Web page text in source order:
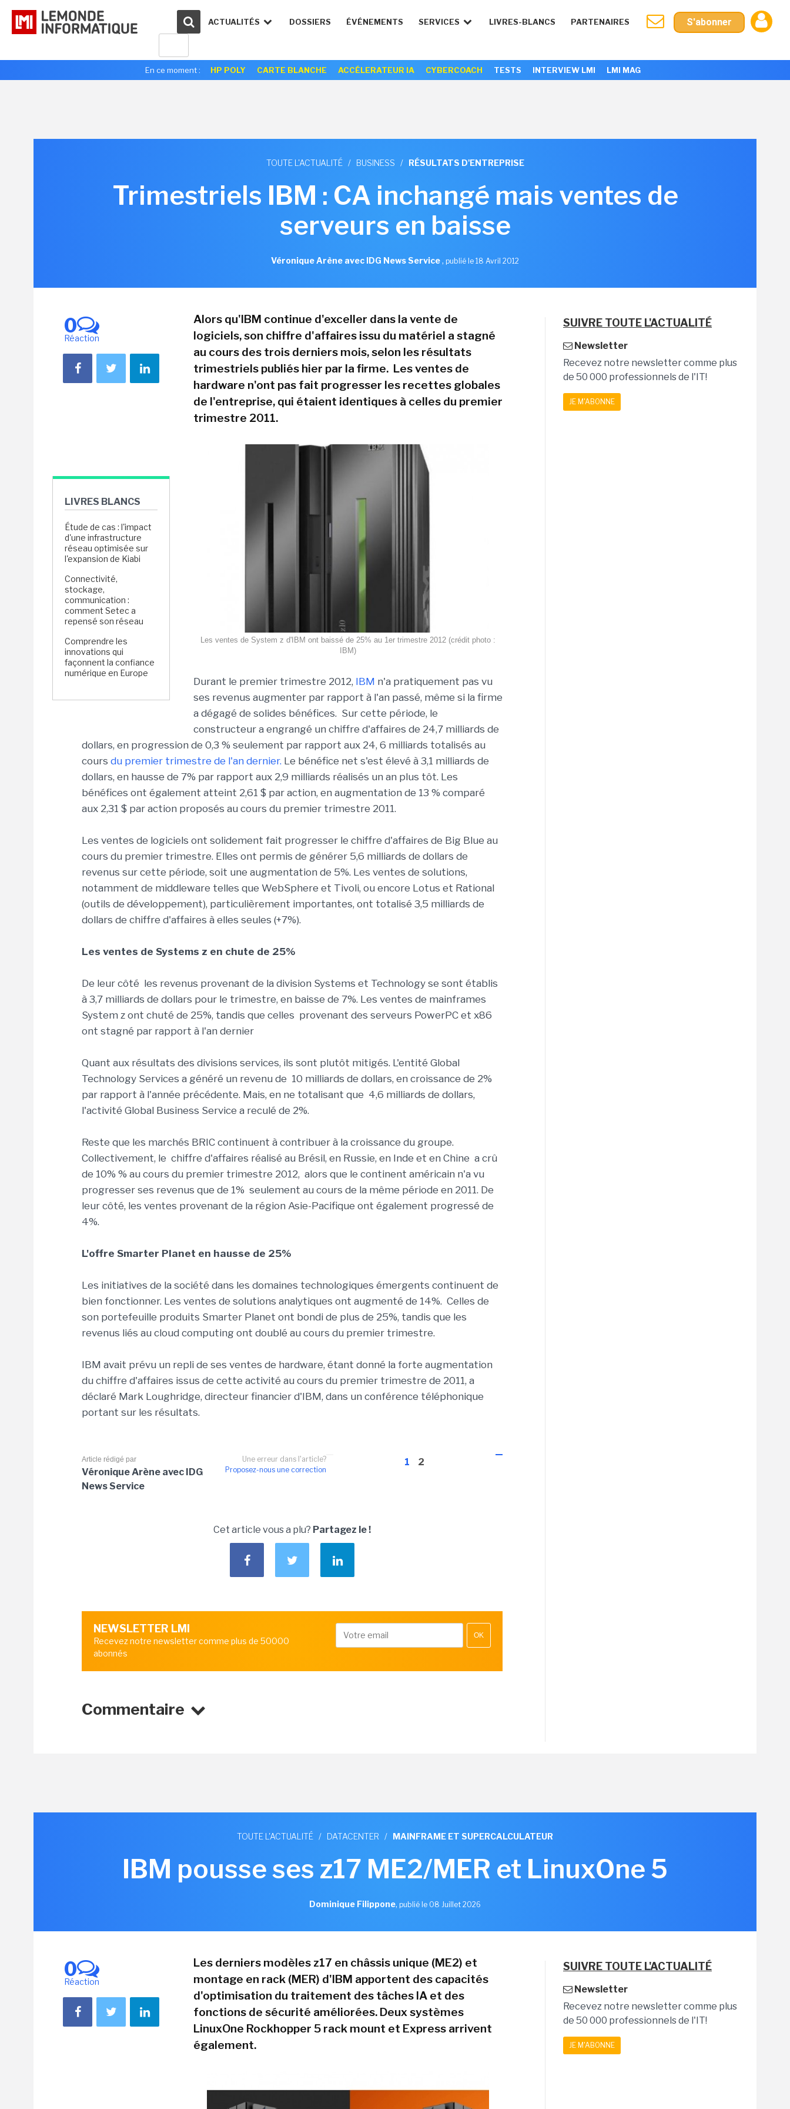
ACTUALITÉS DOSSIERS ÉVÉNEMENTS SERVICES LIVRES-BLANCS PARTENAIRES S'abonner
En ce moment : HP POLY CARTE BLANCHE ACCÉLERATEUR IA CYBERCOACH TESTS INTERVIEW LMI LMI MAG
TOUTE L'ACTUALITÉ / BUSINESS / RÉSULTATS D'ENTREPRISE
Trimestriels IBM : CA inchangé mais ventes de
serveurs en baisse
Véronique Arène avec IDG News Service, publié le 18 Avril 2012
0
Réaction
LIVRES BLANCS
Étude de cas : l'impact
d'une infrastructure
réseau optimisée sur
l'expansion de Kiabi
Connectivité,
stockage,
communication :
comment Setec a
repensé son réseau
Comprendre les
innovations qui
façonnent la confiance
numérique en Europe
Alors qu'IBM continue d'exceller dans la vente de
logiciels, son chiffre d'affaires issu du matériel a stagné
au cours des trois derniers mois, selon les résultats
trimestriels publiés hier par la firme. Les ventes de
hardware n'ont pas fait progresser les recettes globales
de l'entreprise, qui étaient identiques à celles du premier
trimestre 2011.
Les ventes de System z d'IBM ont baissé de 25% au 1er trimestre 2012 (crédit photo :
IBM)
Durant le premier trimestre 2012, IBM n'a pratiquement pas vu
ses revenus augmenter par rapport à l'an passé, même si la firme
a dégagé de solides bénéfices. Sur cette période, le
constructeur a engrangé un chiffre d'affaires de 24,7 milliards de
dollars, en progression de 0,3 % seulement par rapport aux 24, 6 milliards totalisés au
cours du premier trimestre de l'an dernier. Le bénéfice net s'est élevé à 3,1 milliards de
dollars, en hausse de 7% par rapport aux 2,9 milliards réalisés un an plus tôt. Les
bénéfices ont également atteint 2,61 $ par action, en augmentation de 13 % comparé
aux 2,31 $ par action proposés au cours du premier trimestre 2011.
Les ventes de logiciels ont solidement fait progresser le chiffre d'affaires de Big Blue au
cours du premier trimestre. Elles ont permis de générer 5,6 milliards de dollars de
revenus sur cette période, soit une augmentation de 5%. Les ventes de solutions,
notamment de middleware telles que WebSphere et Tivoli, ou encore Lotus et Rational
(outils de développement), particulièrement importantes, ont totalisé 3,5 milliards de
dollars de chiffre d'affaires à elles seules (+7%).
Les ventes de Systems z en chute de 25%
De leur côté les revenus provenant de la division Systems et Technology se sont établis
à 3,7 milliards de dollars pour le trimestre, en baisse de 7%. Les ventes de mainframes
System z ont chuté de 25%, tandis que celles provenant des serveurs PowerPC et x86
ont stagné par rapport à l'an dernier
Quant aux résultats des divisions services, ils sont plutôt mitigés. L'entité Global
Technology Services a généré un revenu de 10 milliards de dollars, en croissance de 2%
par rapport à l'année précédente. Mais, en ne totalisant que 4,6 milliards de dollars,
l'activité Global Business Service a reculé de 2%.
Reste que les marchés BRIC continuent à contribuer à la croissance du groupe.
Collectivement, le chiffre d'affaires réalisé au Brésil, en Russie, en Inde et en Chine a crû
de 10% % au cours du premier trimestre 2012, alors que le continent américain n'a vu
progresser ses revenus que de 1% seulement au cours de la même période en 2011. De
leur côté, les ventes provenant de la région Asie-Pacifique ont également progressé de
4%.
L'offre Smarter Planet en hausse de 25%
Les initiatives de la société dans les domaines technologiques émergents continuent de
bien fonctionner. Les ventes de solutions analytiques ont augmenté de 14%. Celles de
son portefeuille produits Smarter Planet ont bondi de plus de 25%, tandis que les
revenus liés au cloud computing ont doublé au cours du premier trimestre.
IBM avait prévu un repli de ses ventes de hardware, étant donné la forte augmentation
du chiffre d'affaires issus de cette activité au cours du premier trimestre de 2011, a
déclaré Mark Loughridge, directeur financier d'IBM, dans un conférence téléphonique
portant sur les résultats.
1 2
Une erreur dans l'article?
Proposez-nous une correction
Article rédigé par
Véronique Arène avec IDG
News Service
Cet article vous a plu? Partagez le !
NEWSLETTER LMI
Recevez notre newsletter comme plus de 50000
abonnés
OK
Commentaire
SUIVRE TOUTE L'ACTUALITÉ
Newsletter
Recevez notre newsletter comme plus
de 50 000 professionnels de l'IT!
JE M'ABONNE
TOUTE L'ACTUALITÉ / DATACENTER / MAINFRAME ET SUPERCALCULATEUR
IBM pousse ses z17 ME2/MER et LinuxOne 5
Dominique Filippone, publié le 08 Juillet 2026
0
Réaction
Les derniers modèles z17 en châssis unique (ME2) et
montage en rack (MER) d'IBM apportent des capacités
d'optimisation du traitement des tâches IA et des
fonctions de sécurité améliorées. Deux systèmes
LinuxOne Rockhopper 5 rack mount et Express arrivent
également.
SUIVRE TOUTE L'ACTUALITÉ
Newsletter
Recevez notre newsletter comme plus
de 50 000 professionnels de l'IT!
JE M'ABONNE